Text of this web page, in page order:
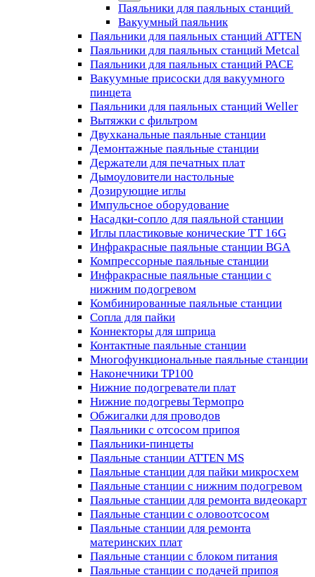
Паяльники для паяльных станций
Вакуумный паяльник
Паяльники для паяльных станций ATTEN
Паяльники для паяльных станций Metcal
Паяльники для паяльных станций PACE
Вакуумные присоски для вакуумного
пинцета
Паяльники для паяльных станций Weller
Вытяжки с фильтром
Двухканальные паяльные станции
Демонтажные паяльные станции
Держатели для печатных плат
Дымоуловители настольные
Дозирующие иглы
Импульсное оборудование
Насадки-сопло для паяльной станции
Иглы пластиковые конические TT 16G
Инфракрасные паяльные станции BGA
Компрессорные паяльные станции
Инфракрасные паяльные станции с
нижним подогревом
Комбинированные паяльные станции
Сопла для пайки
Коннекторы для шприца
Контактные паяльные станции
Многофункциональные паяльные станции
Наконечники TP100
Нижние подогреватели плат
Нижние подогревы Термопро
Обжигалки для проводов
Паяльники с отсосом припоя
Паяльники-пинцеты
Паяльные станции ATTEN MS
Паяльные станции для пайки микросхем
Паяльные станции с нижним подогревом
Паяльные станции для ремонта видеокарт
Паяльные станции с оловоотсосом
Паяльные станции для ремонта
материнских плат
Паяльные станции с блоком питания
Паяльные станции с подачей припоя